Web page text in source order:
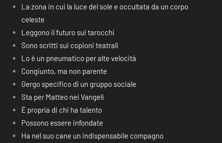
La zona in cui la luce del sole e occultata da un corpo
celeste
Leggono il futuro sui tarocchi
Sono scritti sui copioni teatrali
Lo è un pneumatico per alte velocità
Congiunto, ma non parente
Gergo specifico di un gruppo sociale
Sta per Matteo nei Vangeli
É propria di chi ha talento
Possono essere infondate
Ha nel suo cane un indispensabile compagno